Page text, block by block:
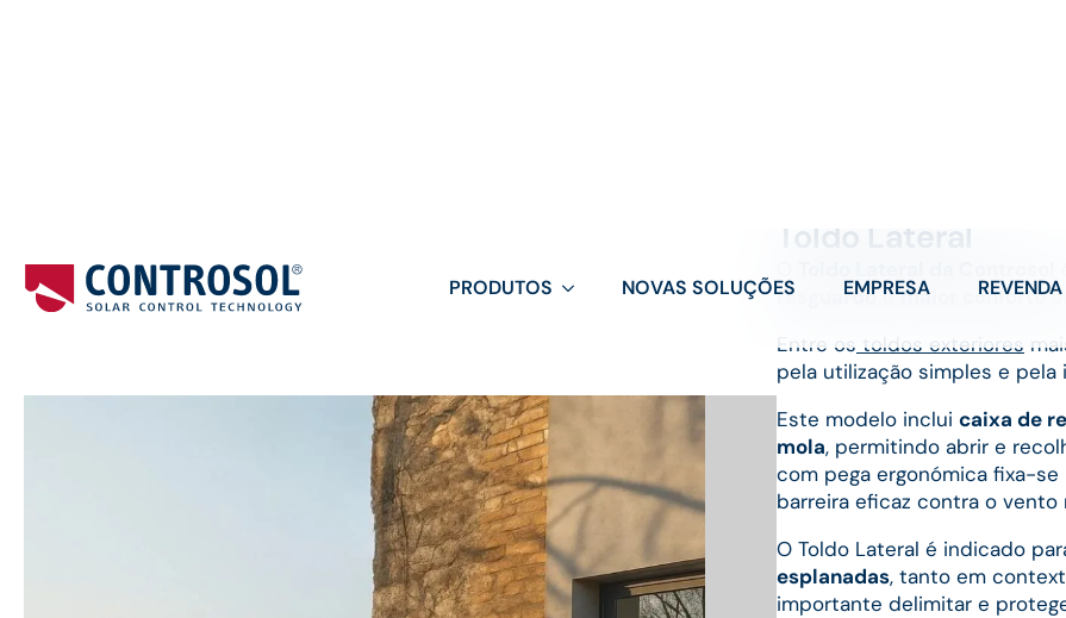
Toldo Lateral
resguardoemaior conforto
Entre os toldos exteriores
pela utilização simples e
Este modelo inclui caixa de
mola, permitindo abrir e
com pega ergonómica fixa-
barreira eficaz contra o
O Toldo Lateral é indicado
esplanadas, tanto em
importante delimitar e